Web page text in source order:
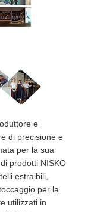
e
di precisione e
per la sua
prodotti NISKO
estraibili,
per la
utilizzati in